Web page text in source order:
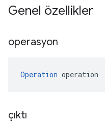
Genel özellikler
operasyon
Operation operation
çıktı